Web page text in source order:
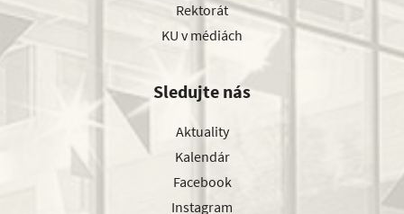
Rektorát
KU v médiách
Sledujte nás
Aktuality
Kalendár
Facebook
Instagram